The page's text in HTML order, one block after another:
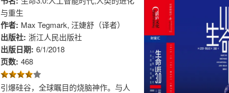
与重生
作者: Max Tegmark, 汪婕舒（译者）
出版社: 浙江人民出版社
出版日期: 6/1/2018
页数: 468
引爆硅谷，全球瞩目的烧脑神作。与人